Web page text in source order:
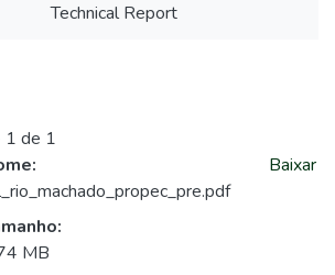
Technical Report
1 de 1
MB
Baixar